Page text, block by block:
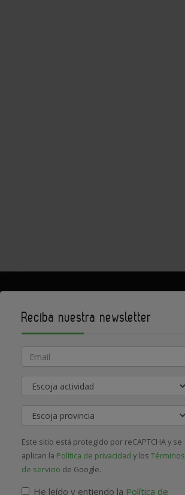
Contacte con nosotros
Reciba nuestra newsletter
Email
Actividad
Provincia
Este sitio está protegido por reCAPTCHA y se
aplican la Política de privacidad y los Términos
de servicio de Google.
He leído y entiendo la Política de